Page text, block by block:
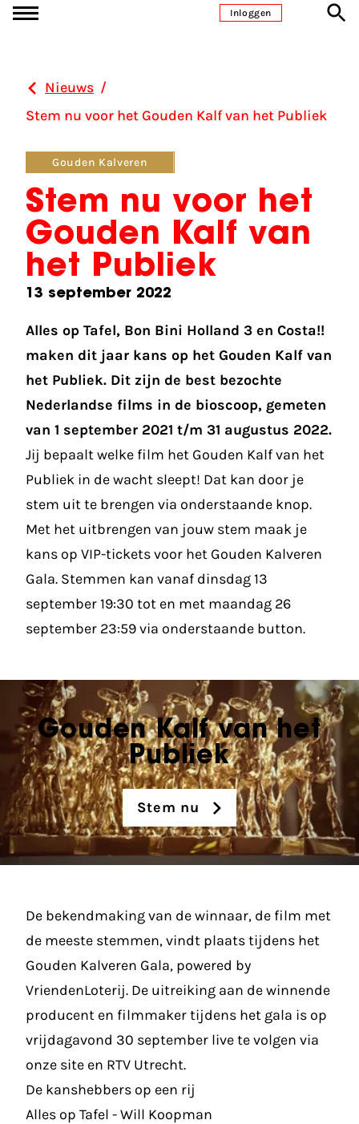
Ga naar inhoudInloggen
Nieuws /
Stem nu voor het Gouden Kalf van het Publiek
Gouden Kalveren
Stem nu voor het
Gouden Kalf van
het Publiek
13 september 2022
Alles op Tafel, Bon Bini Holland 3 en Costa!!
maken dit jaar kans op het Gouden Kalf van
het Publiek. Dit zijn de best bezochte
Nederlandse films in de bioscoop, gemeten
van 1 september 2021 t/m 31 augustus 2022.
Jij bepaalt welke film het Gouden Kalf van het
Publiek in de wacht sleept! Dat kan door je
stem uit te brengen via onderstaande knop.
Met het uitbrengen van jouw stem maak je
kans op VIP-tickets voor het Gouden Kalveren
Gala. Stemmen kan vanaf dinsdag 13
september 19:30 tot en met maandag 26
september 23:59 via onderstaande button.
Gouden Kalf van het
Publiek
Stem nu
De bekendmaking van de winnaar, de film met
de meeste stemmen, vindt plaats tijdens het
Gouden Kalveren Gala, powered by
VriendenLoterij. De uitreiking aan de winnende
producent en filmmaker tijdens het gala is op
vrijdagavond 30 september live te volgen via
onze site en RTV Utrecht.
De kanshebbers op een rij
Alles op Tafel - Will Koopman